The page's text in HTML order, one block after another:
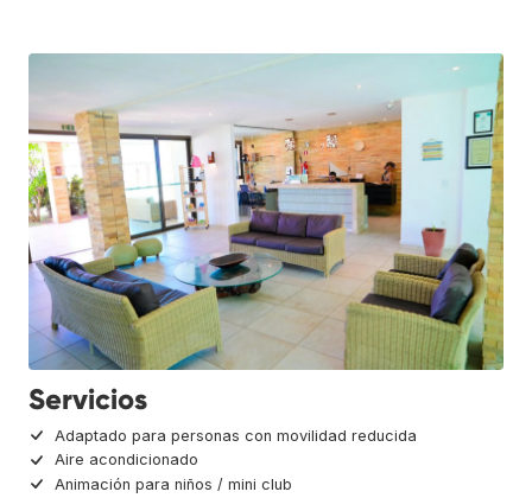
Servicios
Adaptado para personas con movilidad reducida
Aire acondicionado
Animación para niños / mini club